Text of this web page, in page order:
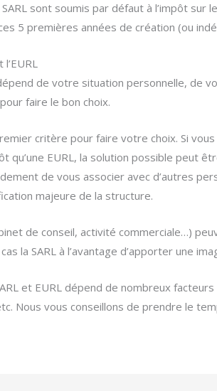
sont soumis par défaut à l’impôt
5 premières années de création (ou
de votre situation personnelle,
faire le bon choix.
critère pour faire votre choix. Si
qu’une EURL, la solution possible peut
de vous associer avec d’autres
majeure de la structure.
de conseil, activité commerciale…)
la SARL à l’avantage d’apporter une
et EURL dépend de nombreux
Nous vous conseillons de prendre le